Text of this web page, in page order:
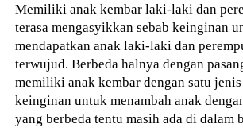
Memiliki anak kembar laki-laki dan
terasa mengasyikkan sebab keinginan
mendapatkan anak laki-laki dan
terwujud. Berbeda halnya dengan
memiliki anak kembar dengan satu
keinginan untuk menambah anak
yang berbeda tentu masih ada di